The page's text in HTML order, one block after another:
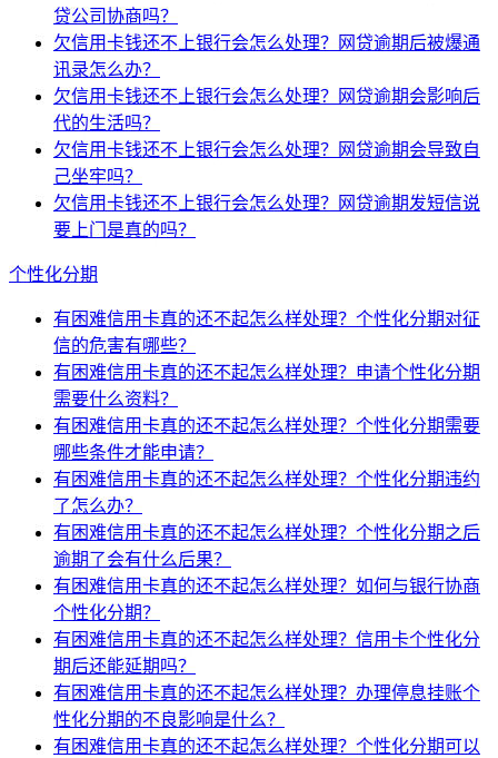
贷公司协商吗？
欠信用卡钱还不上银行会怎么处理？网贷逾期后被爆通
讯录怎么办？
欠信用卡钱还不上银行会怎么处理？网贷逾期会影响后
代的生活吗？
欠信用卡钱还不上银行会怎么处理？网贷逾期会导致自
己坐牢吗？
欠信用卡钱还不上银行会怎么处理？网贷逾期发短信说
要上门是真的吗？
个性化分期
有困难信用卡真的还不起怎么样处理？个性化分期对征
信的危害有哪些？
有困难信用卡真的还不起怎么样处理？申请个性化分期
需要什么资料？
有困难信用卡真的还不起怎么样处理？个性化分期需要
哪些条件才能申请？
有困难信用卡真的还不起怎么样处理？个性化分期违约
了怎么办？
有困难信用卡真的还不起怎么样处理？个性化分期之后
逾期了会有什么后果？
有困难信用卡真的还不起怎么样处理？如何与银行协商
个性化分期？
有困难信用卡真的还不起怎么样处理？信用卡个性化分
期后还能延期吗？
有困难信用卡真的还不起怎么样处理？办理停息挂账个
性化分期的不良影响是什么？
有困难信用卡真的还不起怎么样处理？个性化分期可以